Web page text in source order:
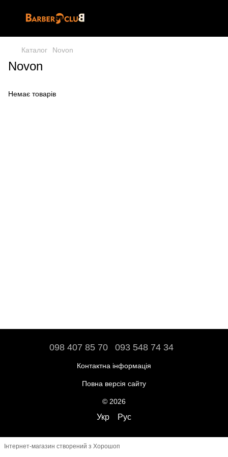
Каталог Novon
Novon
Немає товарів
098 407 85 70 093 548 74 34
Контактна інформація
Повна версія сайту
© 2026
Укр Рус
Інтернет-магазин створений з Хорошоп